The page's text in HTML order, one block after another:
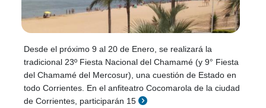
Desde el próximo 9 al 20 de Enero, se realizará la
tradicional 23º Fiesta Nacional del Chamamé (y 9° Fiesta
del Chamamé del Mercosur), una cuestión de Estado en
todo Corrientes. En el anfiteatro Cocomarola de la ciudad
de Corrientes, participarán 15